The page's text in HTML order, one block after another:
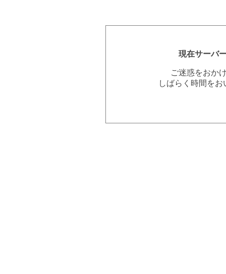
現在サーバ
ご迷惑をおか
しばらく時間を